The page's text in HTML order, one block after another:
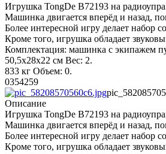
Игрушка TongDe В72193 на
Машинка двигается вперёд и назад,
Более интересной игру делает набор
Кроме того, игрушка обладает
Комплектация: машинка с экипажем
50,5х28х22 см Вес: 2.
833 кг Объем: 0.
0354259
Описание
Игрушка TongDe В72193 на
Машинка двигается вперёд и назад,
Более интересной игру делает набор
Кроме того, игрушка обладает